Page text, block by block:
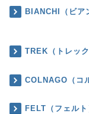
BIANCHI（ビア
TREK（トレック
COLNAGO（コ
FELT（フェルト